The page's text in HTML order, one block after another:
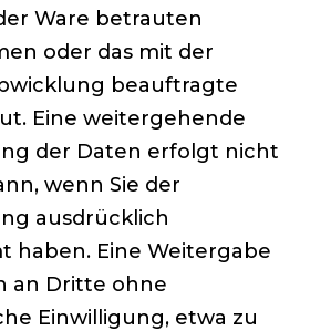
Ware betrauten
oder das mit der
beauftragte
Eine weitergehende
der Daten erfolgt nicht
wenn Sie der
ausdrücklich
haben. Eine Weitergabe
an Dritte ohne
Einwilligung, etwa zu